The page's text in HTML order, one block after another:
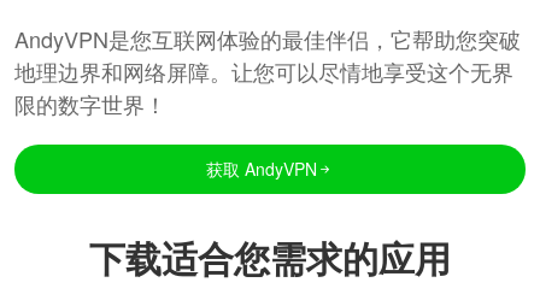
AndyVPN是您互联网体验的最佳伴侣，它帮助您突破
地理边界和网络屏障。让您可以尽情地享受这个无界
限的数字世界！
获取 AndyVPN
下载适合您需求的应用